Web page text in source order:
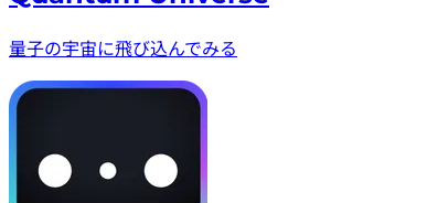
量子の宇宙に飛び込んでみる